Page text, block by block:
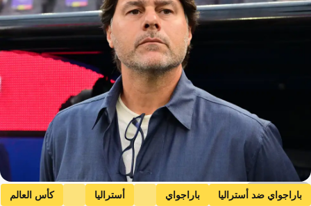
Getty Images
باراجواي ضد أستراليا باراجواي أستراليا
كأس العالم